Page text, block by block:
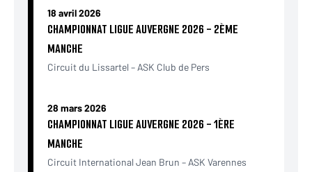
18 avril 2026
CHAMPIONNAT LIGUE AUVERGNE 2026 - 2ÈME
MANCHE
Circuit du Lissartel – ASK Club de Pers
28 mars 2026
CHAMPIONNAT LIGUE AUVERGNE 2026 - 1ÈRE
MANCHE
Circuit International Jean Brun – ASK Varennes